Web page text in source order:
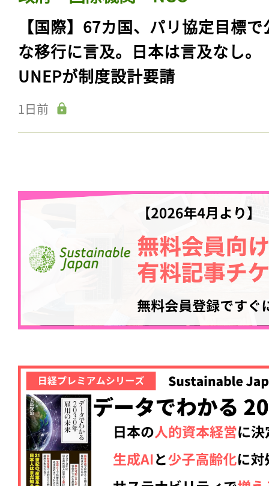
【国際】67カ国、パリ協定目標で
な移行に言及。日本は言及なし。
UNEPが制度設計要請
1日前